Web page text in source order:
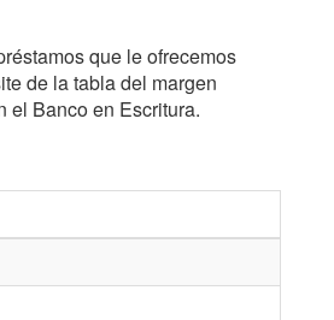
que le ofrecemos
de la tabla del margen
el Banco en Escritura.